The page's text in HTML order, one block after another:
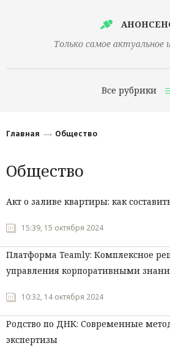
Только самое актуальное
Все рубрики
Технологии
Общество
Политика
Мнения
Происшествия
Главная Общество
Общество
Акт о заливе квартиры: как
15:39, 15 октября 2024
Платформа Teamly: Комплексное
управления корпоративными
10:32, 14 октября 2024
Родство по ДНК: Современные
экспертизы